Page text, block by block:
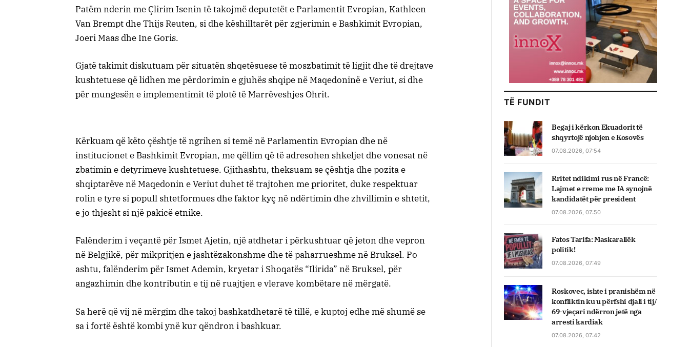
Patëm nderin me Çlirim Isenin të takojmë deputetët e Parlamentit Evropian, Kathleen
Van Brempt dhe Thijs Reuten, si dhe këshilltarët për zgjerimin e Bashkimit Evropian,
Joeri Maas dhe Ine Goris.
Gjatë takimit diskutuam për situatën shqetësuese të moszbatimit të ligjit dhe të drejtave
kushtetuese që lidhen me përdorimin e gjuhës shqipe në Maqedoninë e Veriut, si dhe
për mungesën e implementimit të plotë të Marrëveshjes Ohrit.
Kërkuam që këto çështje të ngrihen si temë në Parlamentin Evropian dhe në
institucionet e Bashkimit Evropian, me qëllim që të adresohen shkeljet dhe vonesat në
zbatimin e detyrimeve kushtetuese. Gjithashtu, theksuam se çështja dhe pozita e
shqiptarëve në Maqedonin e Veriut duhet të trajtohen me prioritet, duke respektuar
rolin e tyre si popull shtetformues dhe faktor kyç në ndërtimin dhe zhvillimin e shtetit,
e jo thjesht si një pakicë etnike.
Falënderim i veçantë për Ismet Ajetin, një atdhetar i përkushtuar që jeton dhe vepron
në Belgjikë, për mikpritjen e jashtëzakonshme dhe të paharrueshme në Bruksel. Po
ashtu, falënderim për Ismet Ademin, kryetar i Shoqatës “Ilirida” në Bruksel, për
angazhimin dhe kontributin e tij në ruajtjen e vlerave kombëtare në mërgatë.
Sa herë që vij në mërgim dhe takoj bashkatdhetarë të tillë, e kuptoj edhe më shumë se
sa i fortë është kombi ynë kur qëndron i bashkuar.
TË FUNDIT
Begaj i kërkon Ekuadorit të
shqyrtojë njohjen e Kosovës
07.08.2026, 07:54
Rritet ndikimi rus në Francë:
Lajmet e rreme me IA synojnë
kandidatët për president
07.08.2026, 07:50
Fatos Tarifa: Maskarallëk
politik!
07.08.2026, 07:49
Roskovec, ishte i pranishëm në
konfliktin ku u përfshi djali i tij/
69-vjeçari ndërron jetë nga
arresti kardiak
07.08.2026, 07:42